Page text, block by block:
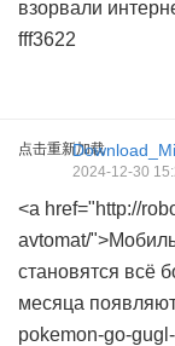
взорвали
fff3622
点击重新加载
2024-12-30
<a href="http://
avtomat/
становятся всё
месяца
pokemon-go-